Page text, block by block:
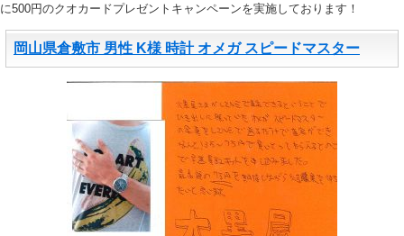
に500円のクオカードプレゼントキャンペーンを実施しております！
岡山県倉敷市 男性 K様 時計 オメガ スピードマスター